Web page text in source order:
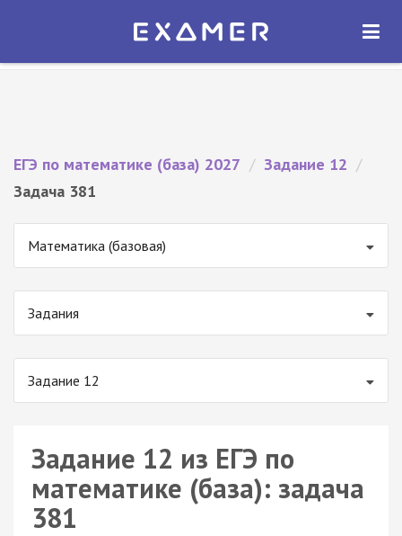
Экзамер — ЕГЭ 2027
ОТКРЫТЬ
ЕГЭ по математике (база) 2027 / Задание 12 /
Задача 381
Математика (базовая)
Задания
Задание 12
Задание 12 из ЕГЭ по
математике (база): задача
381